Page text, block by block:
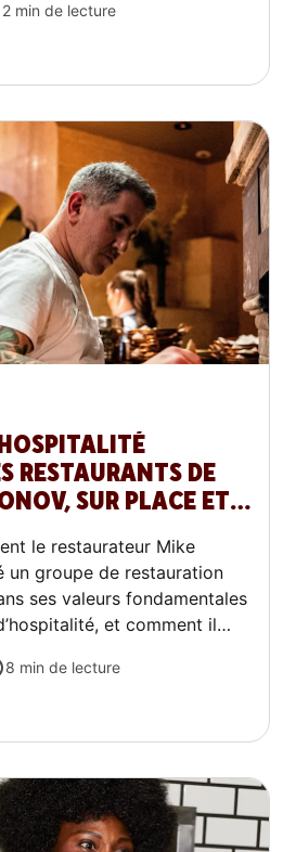
dont ils utilisent
de fidélité.
min de lecture
RESTAURANTS DE
SUR PLACE ET
le restaurateur Mike
un groupe de restauration
ses valeurs fondamentales
et comment il
8 min de lecture